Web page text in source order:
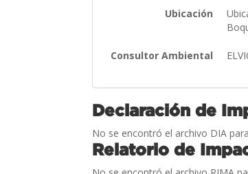
Ubicación
Consultor Ambiental
Declaración de
No se encontró el archivo DIA
Relatorio de